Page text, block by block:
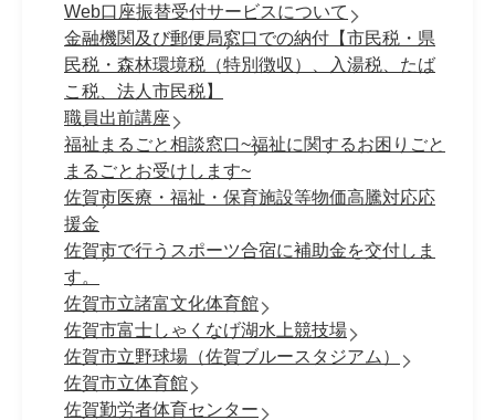
Web口座振替受付サービスについて
金融機関及び郵便局窓口での納付【市民税・県
民税・森林環境税（特別徴収）、入湯税、たば
こ税、法人市民税】
職員出前講座
福祉まるごと相談窓口~福祉に関するお困りごと
まるごとお受けします~
佐賀市医療・福祉・保育施設等物価高騰対応応
援金
佐賀市で行うスポーツ合宿に補助金を交付しま
す。
佐賀市立諸富文化体育館
佐賀市富士しゃくなげ湖水上競技場
佐賀市立野球場（佐賀ブルースタジアム）
佐賀市立体育館
佐賀勤労者体育センター